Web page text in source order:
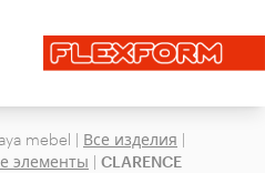
навигации
магазинов
mebel | Все изделия |
элементы | CLARENCE